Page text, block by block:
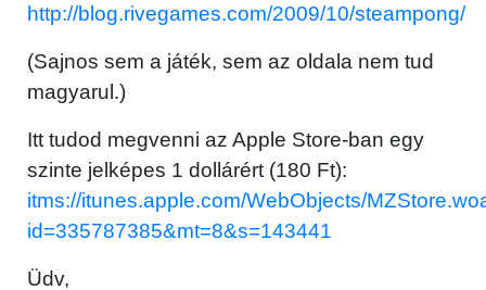
http://blog.rivegames.com/2009/10/steampong/
(Sajnos sem a játék, sem az oldala nem tud
magyarul.)
Itt tudod megvenni az Apple Store-ban egy
szinte jelképes 1 dollárért (180 Ft):
itms://itunes.apple.com/WebObjects/
id=335787385&mt=8&s=143441
Üdv,